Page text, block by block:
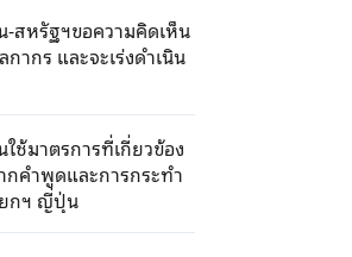
สหรัฐฯขอความคิดเห็น
ากร และจะเร่งดำเนิน
ช้มาตรการที่เกี่ยวข้อง
คำพูดและการกระทำ
กฯ ญี่ปุ่น